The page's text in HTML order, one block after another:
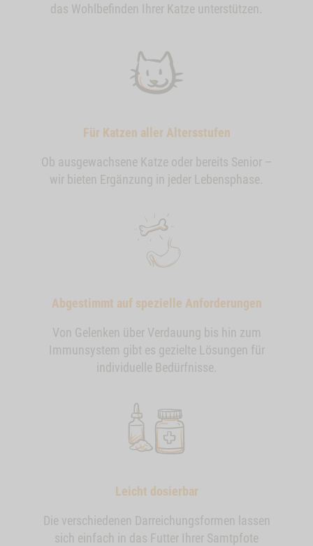
das Wohlbefinden Ihrer Katze unterstützen.
Für Katzen aller Altersstufen
Ob ausgewachsene Katze oder bereits Senior –
wir bieten Ergänzung in jeder Lebensphase.
Abgestimmt auf spezielle Anforderungen
Von Gelenken über Verdauung bis hin zum
Immunsystem gibt es gezielte Lösungen für
individuelle Bedürfnisse.
Leicht dosierbar
Die verschiedenen Darreichungsformen lassen
sich einfach in das Futter Ihrer Samtpfote